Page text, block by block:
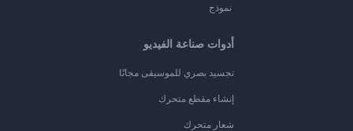
نموذج
أدوات صناعة الفيديو
تجسيد بصري للموسيقى مجانًا
إنشاء مقطع متحرك
شعار متحرك